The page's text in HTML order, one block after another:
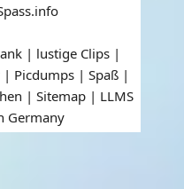
| lustige Clips |
Picdumps | Spaß |
| Sitemap | LLMS
Germany